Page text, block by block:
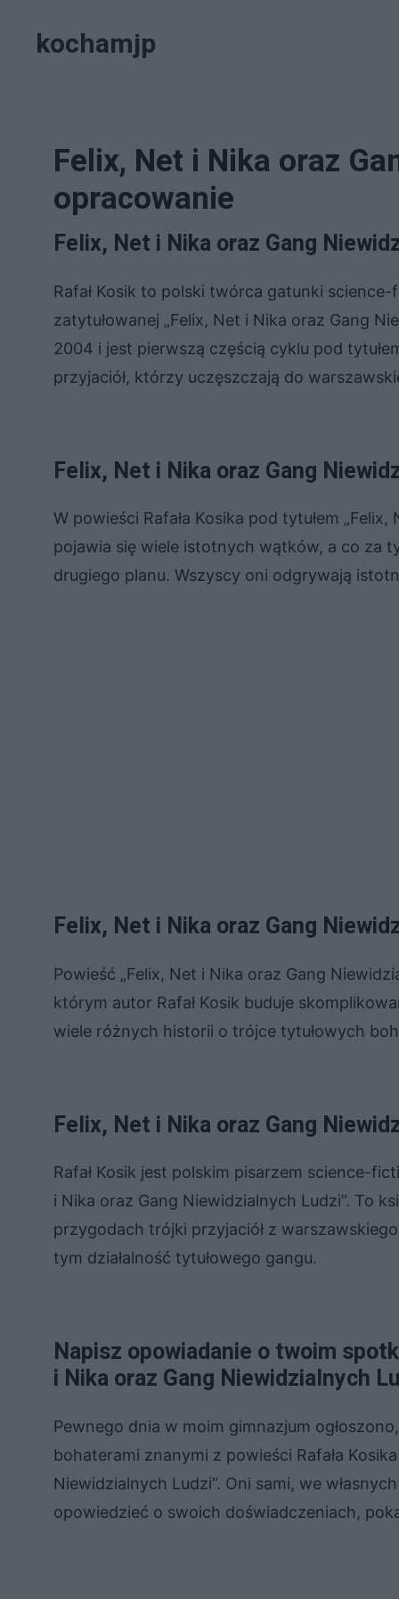
kochamjp
Felix, Net i Nika oraz
opracowanie
Felix, Net i Nika oraz Gang
Rafał Kosik to polski twórca gatunki
zatytułowanej „Felix, Net i Nika oraz Gang
2004 i jest pierwszą częścią cyklu pod
przyjaciół, którzy uczęszczają do
Felix, Net i Nika oraz Gang
W powieści Rafała Kosika pod tytułem
pojawia się wiele istotnych wątków, a co za
drugiego planu. Wszyscy oni odgrywają
Felix, Net i Nika oraz Gang
Powieść „Felix, Net i Nika oraz Gang
którym autor Rafał Kosik buduje
wiele różnych historii o trójce tytułowych
Felix, Net i Nika oraz Gang
Rafał Kosik jest polskim pisarzem science-
i Nika oraz Gang Niewidzialnych Ludzi”. To
przygodach trójki przyjaciół z
tym działalność tytułowego gangu.
Napisz opowiadanie o twoim
i Nika oraz Gang Niewidzialnych
Pewnego dnia w moim gimnazjum
bohaterami znanymi z powieści Rafała
Niewidzialnych Ludzi”. Oni sami, we
opowiedzieć o swoich doświadczeniach,